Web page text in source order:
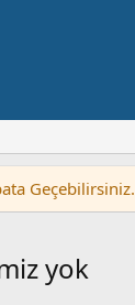
Geçebilirsiniz.
yok